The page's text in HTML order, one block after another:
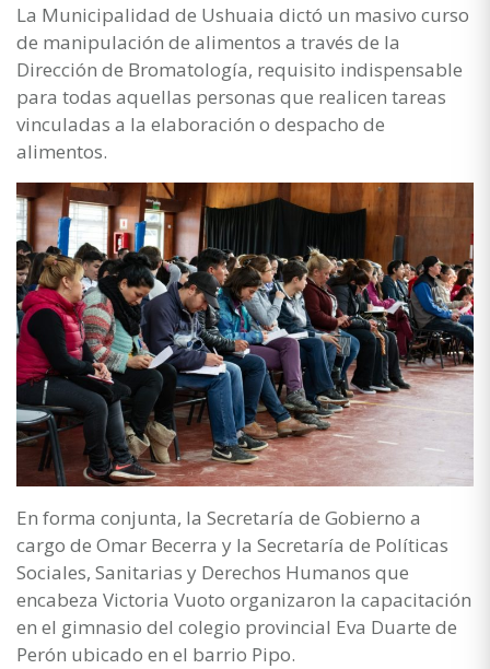
La Municipalidad de Ushuaia dictó un masivo curso
de manipulación de alimentos a través de la
Dirección de Bromatología, requisito indispensable
para todas aquellas personas que realicen tareas
vinculadas a la elaboración o despacho de
alimentos.
En forma conjunta, la Secretaría de Gobierno a
cargo de Omar Becerra y la Secretaría de Políticas
Sociales, Sanitarias y Derechos Humanos que
encabeza Victoria Vuoto organizaron la capacitación
en el gimnasio del colegio provincial Eva Duarte de
Perón ubicado en el barrio Pipo.